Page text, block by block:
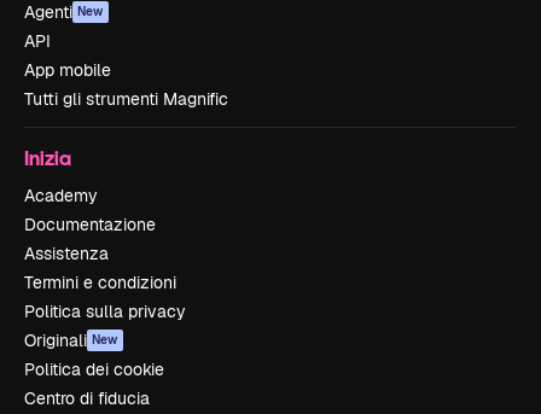
Agenti New
API
App mobile
Tutti gli strumenti Magnific
Inizia
Academy
Documentazione
Assistenza
Termini e condizioni
Politica sulla privacy
Originali New
Politica dei cookie
Centro di fiducia